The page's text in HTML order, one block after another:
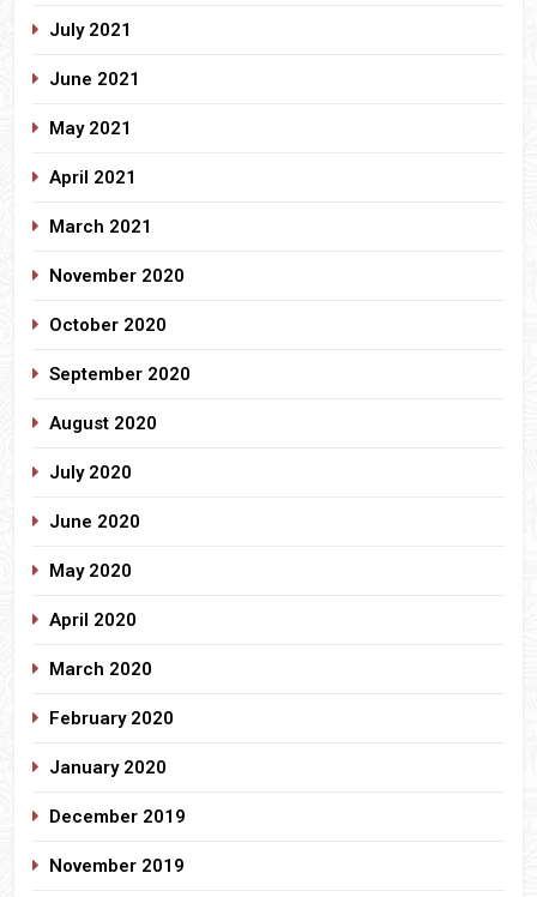
July 2021
June 2021
May 2021
April 2021
March 2021
November 2020
October 2020
September 2020
August 2020
July 2020
June 2020
May 2020
April 2020
March 2020
February 2020
January 2020
December 2019
November 2019